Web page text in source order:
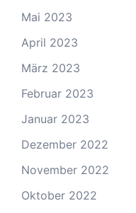
Mai 2023
April 2023
März 2023
Februar 2023
Januar 2023
Dezember 2022
November 2022
Oktober 2022